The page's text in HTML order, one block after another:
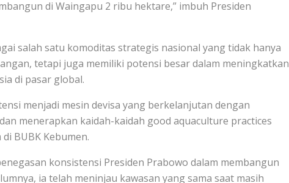
di Waingapu 2 ribu hektare,” imbuh Presiden
salah satu komoditas strategis nasional yang tidak hanya
tetapi juga memiliki potensi besar dalam meningkatkan
di pasar global.
menjadi mesin devisa yang berkelanjutan dengan
menerapkan kaidah-kaidah good aquaculture practices
BUBK Kebumen.
konsistensi Presiden Prabowo dalam membangun
ia telah meninjau kawasan yang sama saat masih